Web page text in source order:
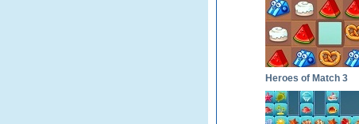
Heroes of Match 3